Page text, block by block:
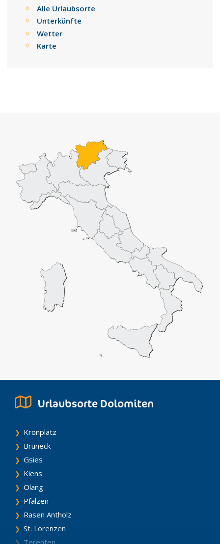
Alle Urlaubsorte
Unterkünfte
Wetter
Karte
Urlaubsorte Dolomiten
Kronplatz
Bruneck
Gsies
Kiens
Olang
Pfalzen
Rasen Antholz
St. Lorenzen
Terenten